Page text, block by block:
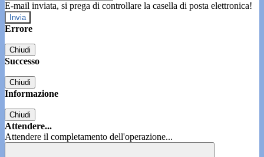
E-mail inviata, si prega di controllare la casella di posta elettronica!
Errore
Chiudi
Successo
Chiudi
Informazione
Chiudi
Attendere...
Attendere il completamento dell'operazione...